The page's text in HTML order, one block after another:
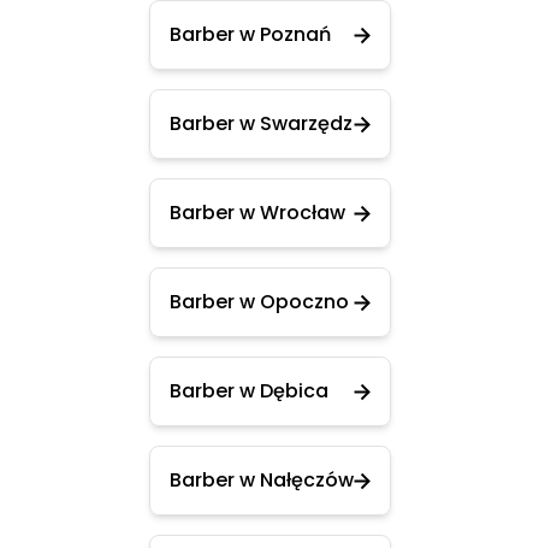
Barber w Poznań
Barber w Swarzędz
Barber w Wrocław
Barber w Opoczno
Barber w Dębica
Barber w Nałęczów